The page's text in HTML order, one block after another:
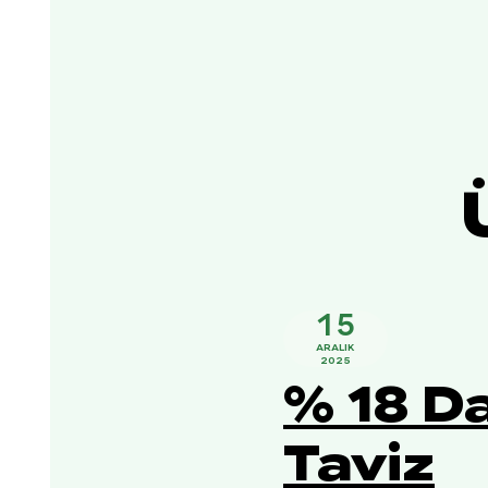
15
ARALIK
2025
% 18
Taviz